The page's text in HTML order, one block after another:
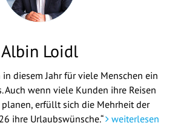
Albin Loidl
in diesem Jahr für viele Menschen ein
Auch wenn viele Kunden ihre Reisen
erfüllt sich die Mehrheit der
ihre Urlaubswünsche.“
weiterlesen